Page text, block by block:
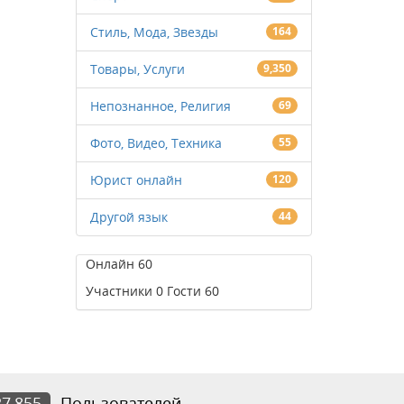
Стиль, Мода, Звезды 164
Товары, Услуги 9,350
Непознанное, Религия 69
Фото, Видео, Техника 55
Юрист онлайн 120
Другой язык 44
Онлайн 60
Участники 0Гости 60